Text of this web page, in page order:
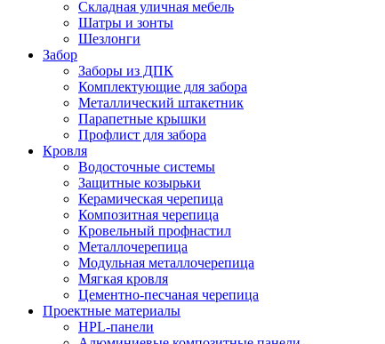
Складная уличная мебель
Шатры и зонты
Шезлонги
Забор
Заборы из ДПК
Комплектующие для забора
Металлический штакетник
Парапетные крышки
Профлист для забора
Кровля
Водосточные системы
Защитные козырьки
Керамическая черепица
Композитная черепица
Кровельный профнастил
Металлочерепица
Модульная металлочерепица
Мягкая кровля
Цементно-песчаная черепица
Проектные материалы
HPL-панели